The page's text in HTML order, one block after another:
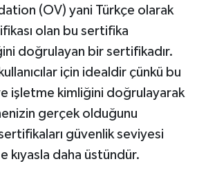
(OV) yani Türkçe olarak
olan bu sertifika
doğrulayan bir sertifikadır.
için idealdir çünkü bu
işletme kimliğini doğrulayarak
gerçek olduğunu
güvenlik seviyesi
kıyasla daha üstündür.